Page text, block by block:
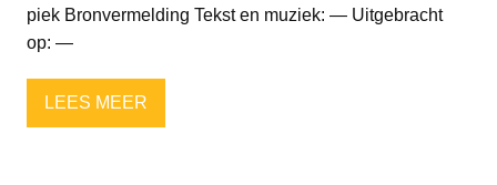
piek Bronvermelding Tekst en muziek: — Uitgebracht
op: —
LEES MEER